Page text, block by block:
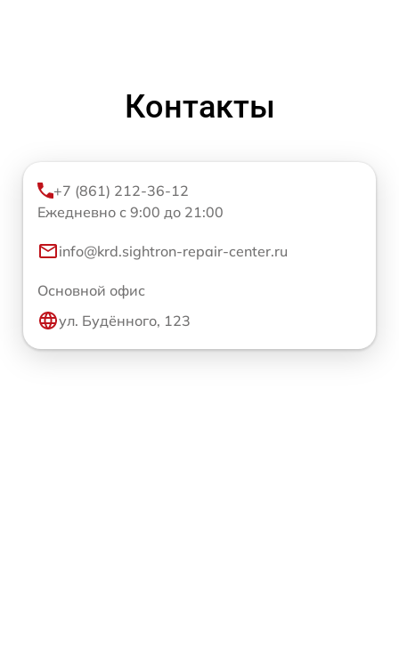
Контакты
+7 (861) 212-36-12
Ежедневно с 9:00 до 21:00
info@krd.sightron-repair-center.ru
Основной офис
ул. Будённого, 123